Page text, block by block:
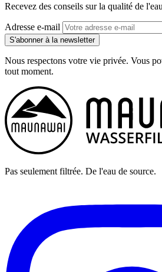
Recevez des conseils sur la qualité de
Adresse e-mail
S'abonner à la newsletter
Nous respectons votre vie privée. Vous
tout moment.
Pas seulement filtrée. De l'eau de source.